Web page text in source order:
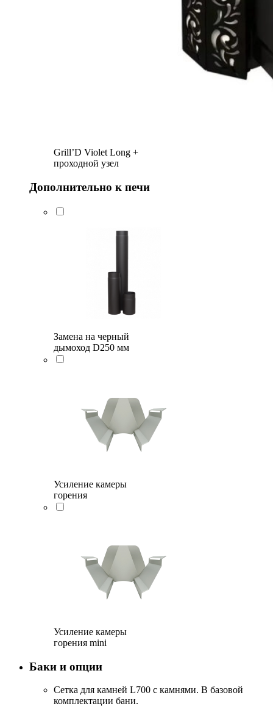
Grill’D Violet Long +
проходной узел
Дополнительно к печи
Замена на черный
дымоход D250 мм
Усиление камеры
горения
Усиление камеры
горения mini
Баки и опции
Сетка для камней L700 с камнями. В базовой
комплектации бани.